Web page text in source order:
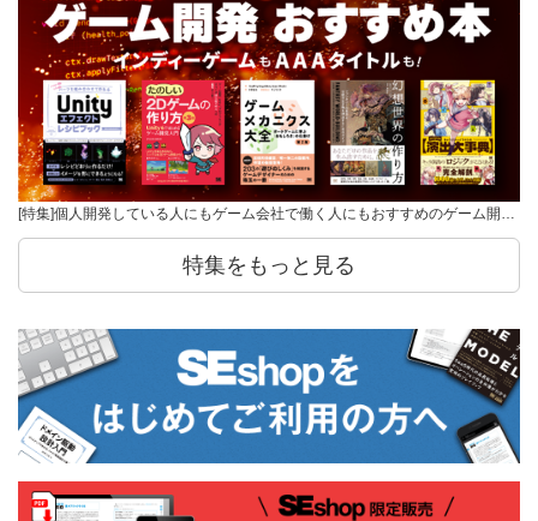
[特集]個人開発している人にもゲーム会社で働く人にもおすすめのゲーム開…
特集をもっと見る